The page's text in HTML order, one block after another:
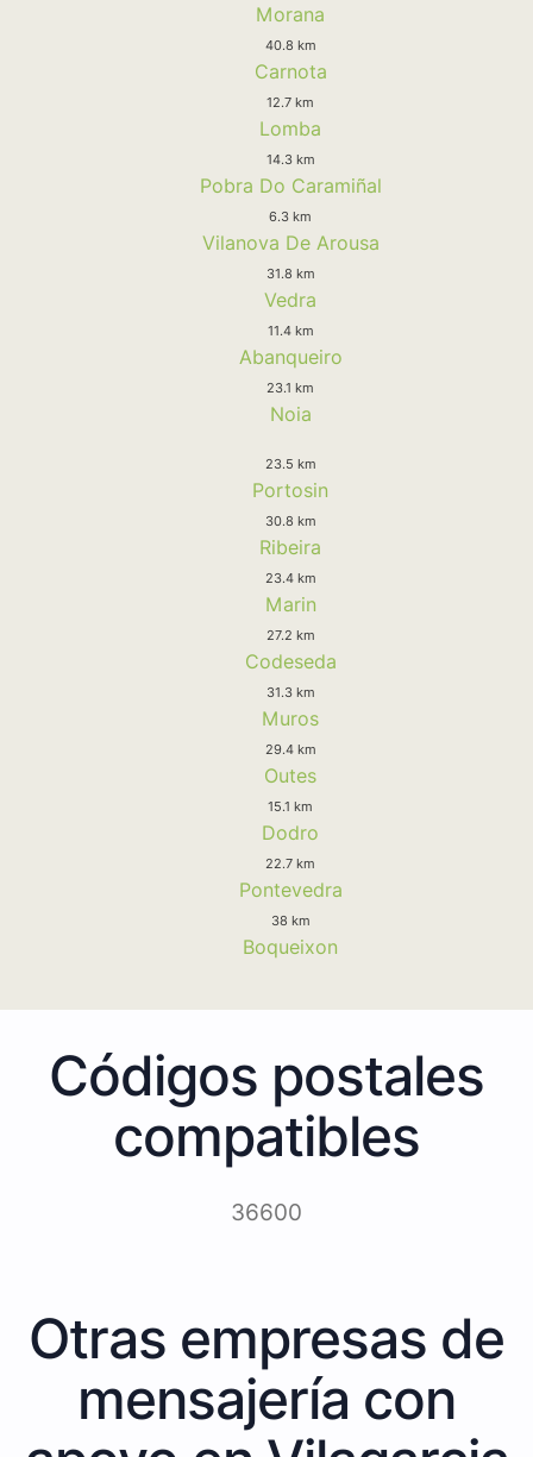
Morana
40.8 km
Carnota
12.7 km
Lomba
14.3 km
Pobra Do Caramiñal
6.3 km
Vilanova De Arousa
31.8 km
Vedra
11.4 km
Abanqueiro
23.1 km
Noia
23.5 km
Portosin
30.8 km
Ribeira
23.4 km
Marin
27.2 km
Codeseda
31.3 km
Muros
29.4 km
Outes
15.1 km
Dodro
22.7 km
Pontevedra
38 km
Boqueixon
Códigos postales
compatibles
36600
Otras empresas de
mensajería con